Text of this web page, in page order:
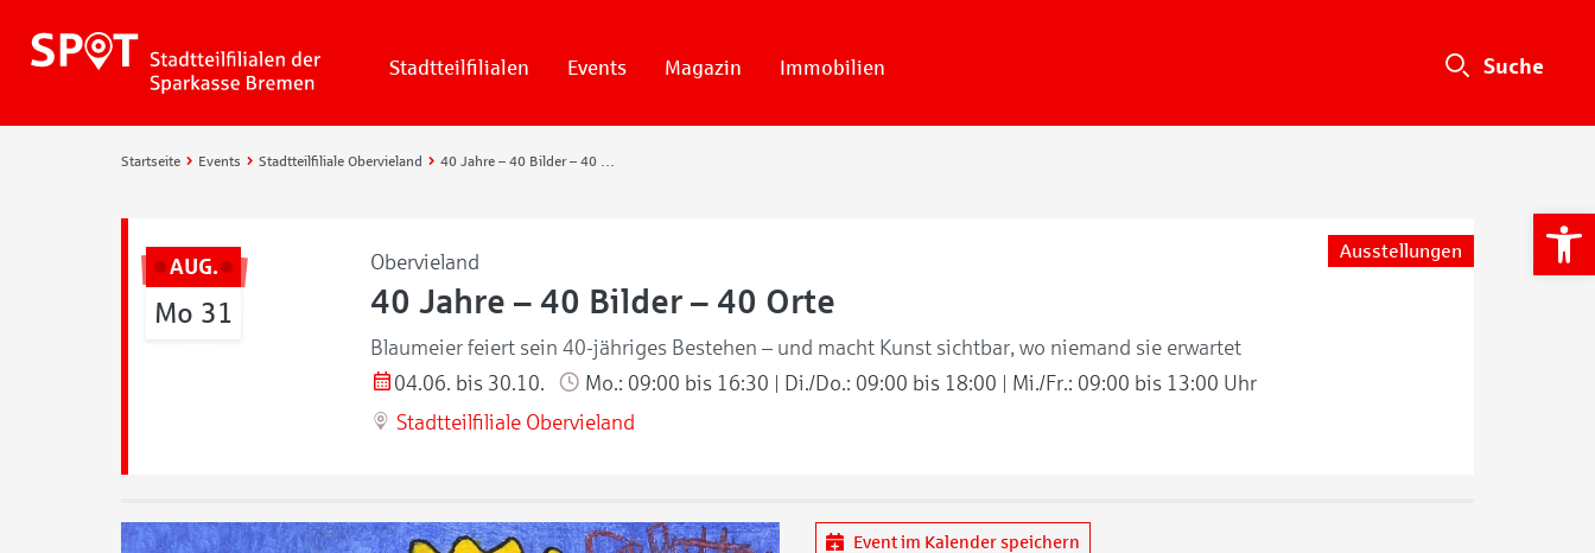
Stadtteilfilialen Events Magazin Immobilien
Startseite Events Stadtteilfiliale Obervieland 40 Jahre – 40 Bilder – 40 Orte
AUG.
Mo 31
Obervieland Ausstellungen
40 Jahre – 40 Bilder – 40 Orte
Blaumeier feiert sein 40-jähriges Bestehen – und macht Kunst sichtbar, wo niemand sie erwartet
04.06. bis 30.10.
Mo.: 09:00 bis 16:30 | Di./Do.: 09:00 bis 18:00 | Mi./Fr.: 09:00 bis 13:00 Uhr
Stadtteilfiliale Obervieland
Event im Kalender speichern